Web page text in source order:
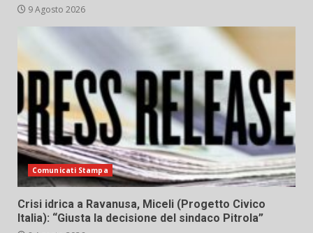
9 Agosto 2026
Comunicati Stampa
Crisi idrica a Ravanusa, Miceli (Progetto Civico
Italia): “Giusta la decisione del sindaco Pitrola”